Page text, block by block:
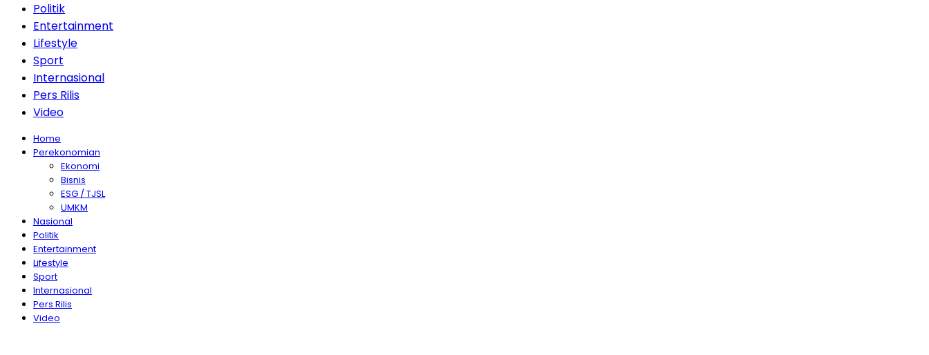
Politik
Entertainment
Lifestyle
Sport
Internasional
Pers Rilis
Video
Home
Perekonomian
Ekonomi
Bisnis
ESG / TJSL
UMKM
Nasional
Politik
Entertainment
Lifestyle
Sport
Internasional
Pers Rilis
Video